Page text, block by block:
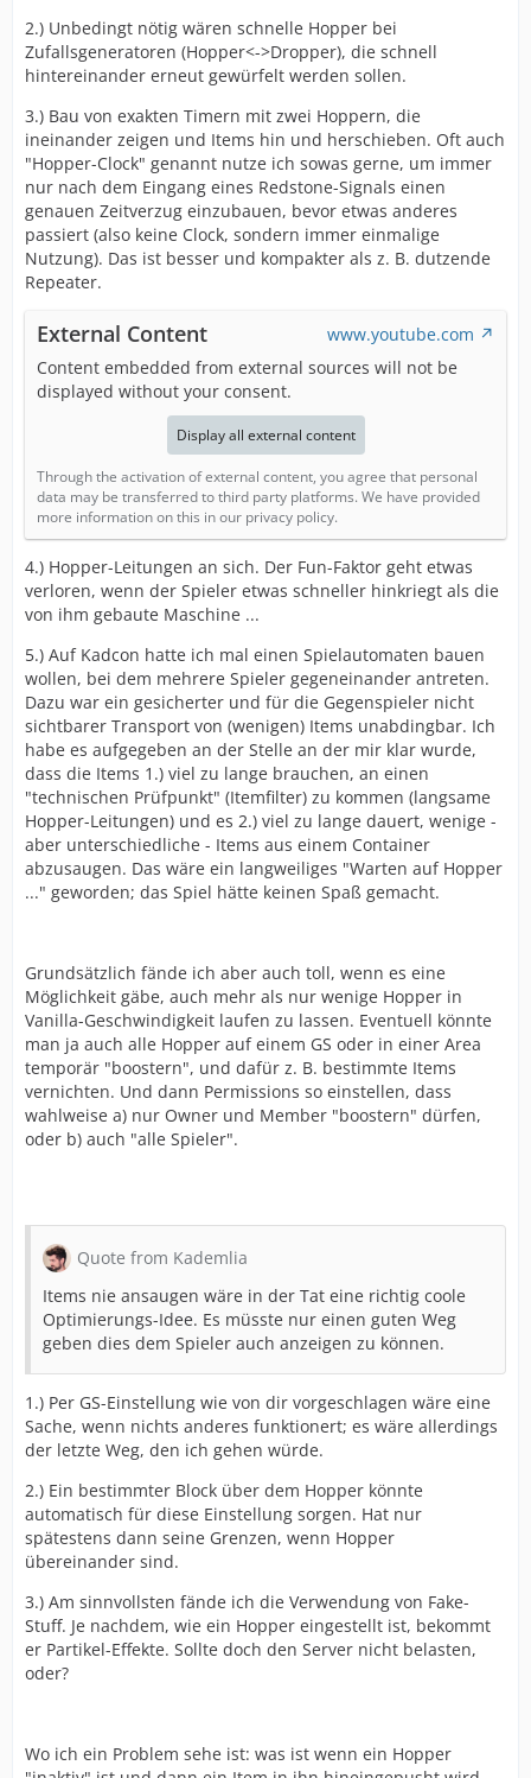
2.) Unbedingt nötig wären schnelle Hopper bei
Zufallsgeneratoren (Hopper<->Dropper), die schnell
hintereinander erneut gewürfelt werden sollen.
3.) Bau von exakten Timern mit zwei Hoppern, die
ineinander zeigen und Items hin und herschieben. Oft auch
"Hopper-Clock" genannt nutze ich sowas gerne, um immer
nur nach dem Eingang eines Redstone-Signals einen
genauen Zeitverzug einzubauen, bevor etwas anderes
passiert (also keine Clock, sondern immer einmalige
Nutzung). Das ist besser und kompakter als z. B. dutzende
Repeater.
External Content
www.youtube.com
Content embedded from external sources will not be
displayed without your consent.
Display all external content
Through the activation of external content, you agree that personal
data may be transferred to third party platforms. We have provided
more information on this in our privacy policy.
4.) Hopper-Leitungen an sich. Der Fun-Faktor geht etwas
verloren, wenn der Spieler etwas schneller hinkriegt als die
von ihm gebaute Maschine ...
5.) Auf Kadcon hatte ich mal einen Spielautomaten bauen
wollen, bei dem mehrere Spieler gegeneinander antreten.
Dazu war ein gesicherter und für die Gegenspieler nicht
sichtbarer Transport von (wenigen) Items unabdingbar. Ich
habe es aufgegeben an der Stelle an der mir klar wurde,
dass die Items 1.) viel zu lange brauchen, an einen
"technischen Prüfpunkt" (Itemfilter) zu kommen (langsame
Hopper-Leitungen) und es 2.) viel zu lange dauert, wenige -
aber unterschiedliche - Items aus einem Container
abzusaugen. Das wäre ein langweiliges "Warten auf Hopper
..." geworden; das Spiel hätte keinen Spaß gemacht.
Grundsätzlich fände ich aber auch toll, wenn es eine
Möglichkeit gäbe, auch mehr als nur wenige Hopper in
Vanilla-Geschwindigkeit laufen zu lassen. Eventuell könnte
man ja auch alle Hopper auf einem GS oder in einer Area
temporär "boostern", und dafür z. B. bestimmte Items
vernichten. Und dann Permissions so einstellen, dass
wahlweise a) nur Owner und Member "boostern" dürfen,
oder b) auch "alle Spieler".
Quote from Kademlia
Items nie ansaugen wäre in der Tat eine richtig coole
Optimierungs-Idee. Es müsste nur einen guten Weg
geben dies dem Spieler auch anzeigen zu können.
1.) Per GS-Einstellung wie von dir vorgeschlagen wäre eine
Sache, wenn nichts anderes funktionert; es wäre allerdings
der letzte Weg, den ich gehen würde.
2.) Ein bestimmter Block über dem Hopper könnte
automatisch für diese Einstellung sorgen. Hat nur
spätestens dann seine Grenzen, wenn Hopper
übereinander sind.
3.) Am sinnvollsten fände ich die Verwendung von Fake-
Stuff. Je nachdem, wie ein Hopper eingestellt ist, bekommt
er Partikel-Effekte. Sollte doch den Server nicht belasten,
oder?
Wo ich ein Problem sehe ist: was ist wenn ein Hopper